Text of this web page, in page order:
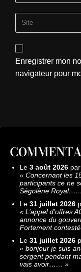
Enregistrer mon
navigateur pour
Le 3 août 2026 par
« Concernant les
participants ce ne
Ségolène Royal……
Le 31 juillet 2026
« L’appel d’offres
annonce du
Fortement
Le 31 juillet 2026
« bonjour je suis
sergent pendant
vais avoir…… »